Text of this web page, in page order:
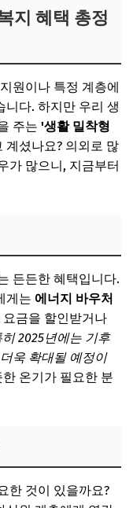
지 혜택 총정
원이나 특정 계층에
다. 하지만 우리 생
주는 '생활 밀착형
계셨나요? 의외로 많
가 많으니, 지금부터
든든한 혜택입니다.
게는 에너지 바우처
금을 할인받거나
히 2025년에는 기후
욱 확대될 예정이
한 온기가 필요한 분
한 것이 있을까요?